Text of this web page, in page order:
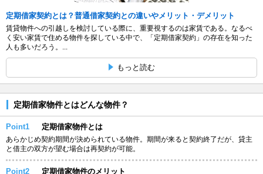
定期借家契約とは？普通借家契約との違いやメリット・デメリット
賃貸物件への引越しを検討している際に、重要視するのは家賃である。なるべ
く安い家賃で住める物件を探している中で、「定期借家契約」の存在を知った
人も多いだろう。...
もっと読む
定期借家物件とはどんな物件？
Point1 定期借家物件とは
あらかじめ契約期間が決められている物件。期間が来ると契約終了だが、貸主
と借主の双方が望む場合は再契約が可能。
Point2 定期借家物件のメリット